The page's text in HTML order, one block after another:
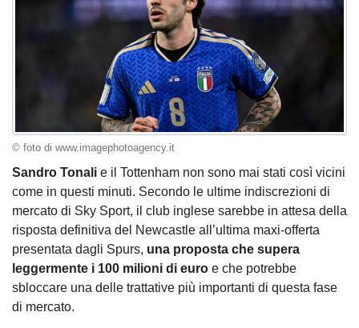
© foto di www.imagephotoagency.it
Sandro Tonali e il Tottenham non sono mai stati così vicini
come in questi minuti. Secondo le ultime indiscrezioni di
mercato di Sky Sport, il club inglese sarebbe in attesa della
risposta definitiva del Newcastle all’ultima maxi-offerta
presentata dagli Spurs, una proposta che supera
leggermente i 100 milioni di euro e che potrebbe
sbloccare una delle trattative più importanti di questa fase
di mercato.